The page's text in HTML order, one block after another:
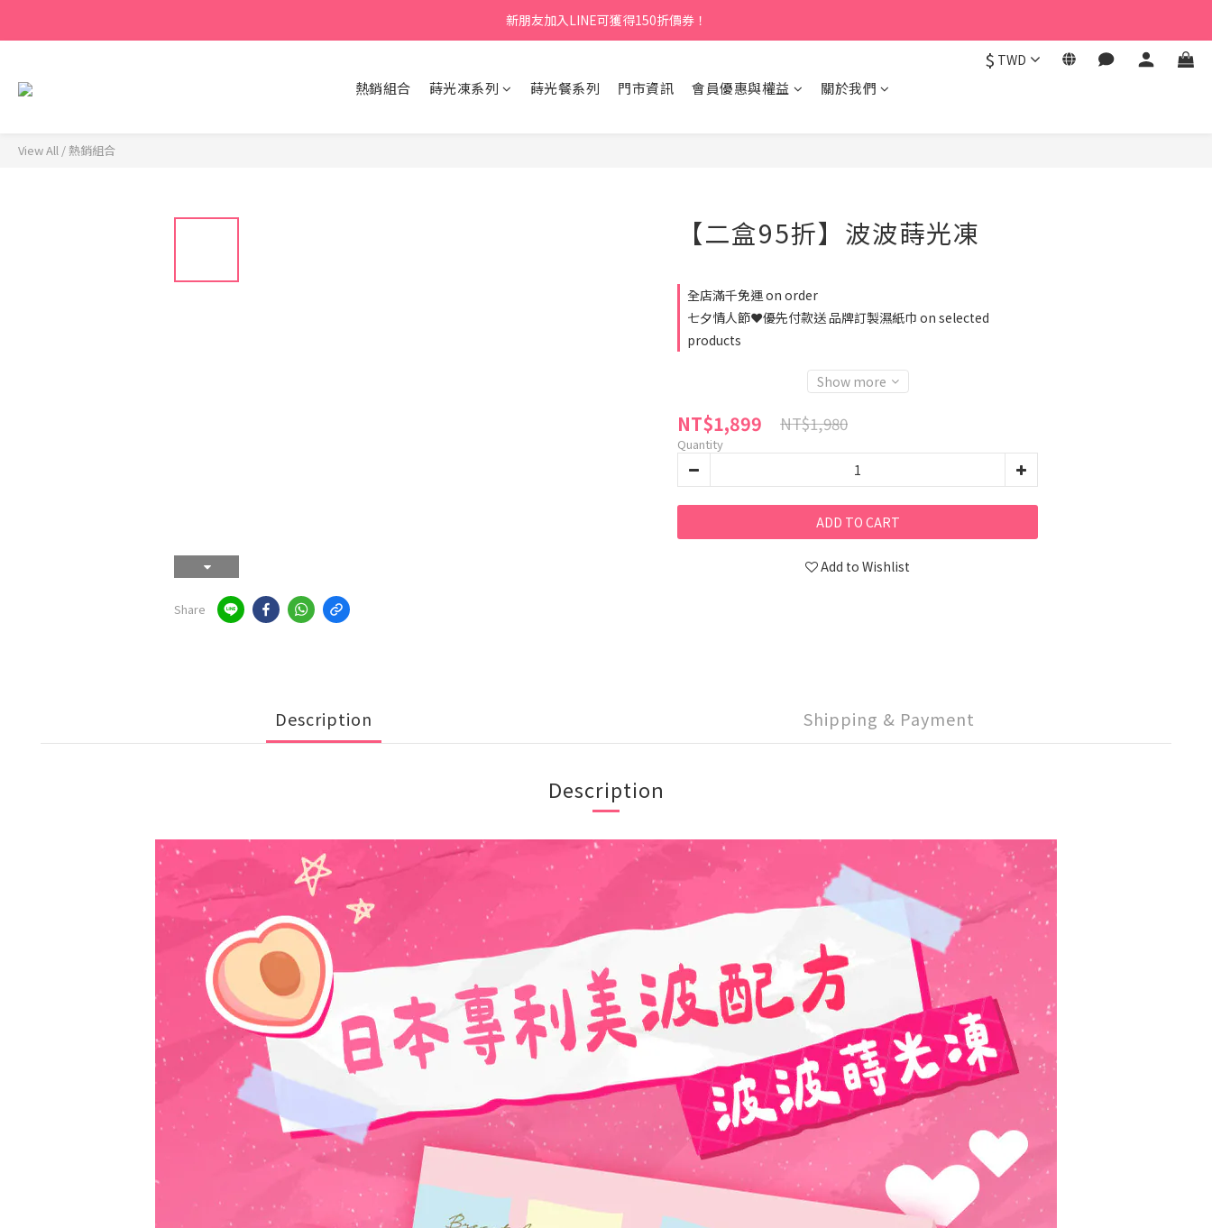
新朋友加入LINE可獲得150折價券！
$ TWD
熱銷組合 蒔光凍系列 蒔光餐系列 門市資訊 會員優惠與權益 關於我們
View All /熱銷組合
Share
【二盒95折】波波蒔光凍
全店滿千免運 on order
七夕情人節❤️優先付款送 品牌訂製濕紙巾 on selected
products
Show more
NT$1,899 NT$1,980
Quantity
ADD TO CART
Add to Wishlist
Description Shipping & Payment
Description